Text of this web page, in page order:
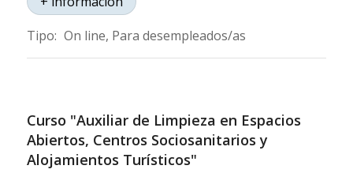
Tipo: On line, Para desempleados/as
Curso "Auxiliar de Limpieza en Espacios
Abiertos, Centros Sociosanitarios y
Alojamientos Turísticos"